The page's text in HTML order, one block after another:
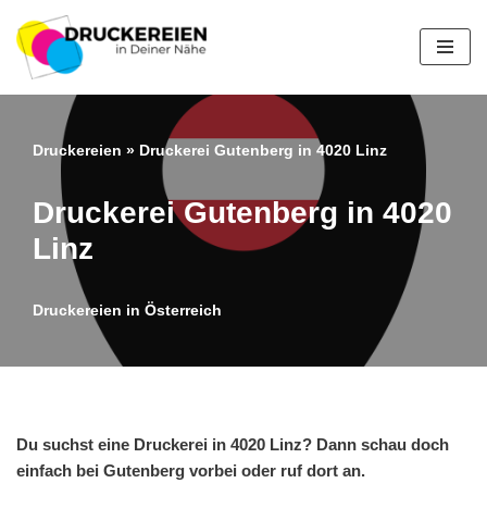
Zum
Inhalt
springen
Druckereien » Druckerei Gutenberg in 4020 Linz
Druckerei Gutenberg in 4020
Linz
Druckereien in Österreich
Du suchst eine Druckerei in 4020 Linz? Dann schau doch
einfach bei Gutenberg vorbei oder ruf dort an.